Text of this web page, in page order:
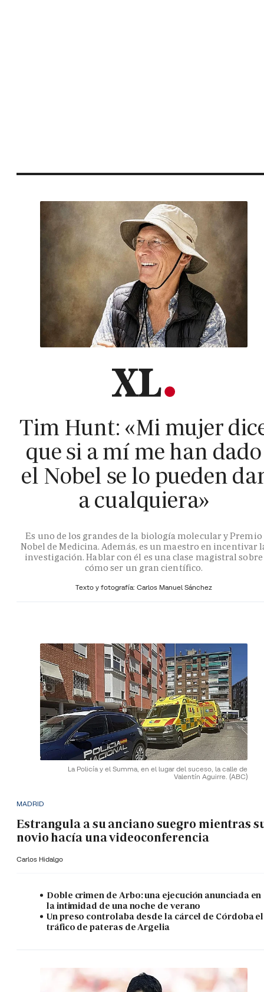
Tim Hunt: «Mi mujer
que si a mí me han dado
el Nobel se lo pueden
a cualquiera»
Es uno de los grandes de la biología molecular y Premio
Nobel de Medicina. Además, es un maestro en incentivar
investigación. Hablar con él es una clase magistral sobre
cómo ser un gran científico.
Texto y fotografía: Carlos Manuel Sánchez
La Policía y el Summa, en el lugar del suceso, la calle de
Valentín Aguirre. (ABC)
MADRID
Estrangula a su anciano suegro mientras
novio hacía una videoconferencia
Carlos Hidalgo
Doble crimen de Arbo: una ejecución anunciada en
la intimidad de una noche de verano
Un preso controlaba desde la cárcel de Córdoba el
tráfico de pateras de Argelia